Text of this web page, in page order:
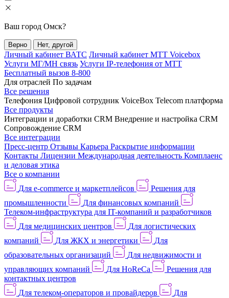
Ваш город Омск?
Верно Нет, другой
Личный кабинет ВАТС Личный кабинет МТТ Voicebox
Услуги МГ/МН связь Услуги IP-телефония от МТТ
Бесплатный вызов 8-800
Для отраслей По задачам
Все решения
Телефония Цифровой сотрудник VoiceBox Telecom платформа
Все продукты
Интеграции и доработки CRM Внедрение и настройка CRM
Сопровождение CRM
Все интеграции
Пресс-центр Отзывы Карьера Раскрытие информации
Контакты Лицензии Международная деятельность Комплаенс
и деловая этика
Все о компании
Для e-commerce и маркетплейсов
Решения для
промышленности
Для финансовых компаний
Телеком-инфраструктура для IT-компаний и разработчиков
Для медицинских центров
Для логистических
компаний
Для ЖКХ и энергетики
Для
образовательных организаций
Для недвижимости и
управляющих компаний
Для HoReCa
Решения для
контактных центров
Для телеком-операторов и провайдеров
Для